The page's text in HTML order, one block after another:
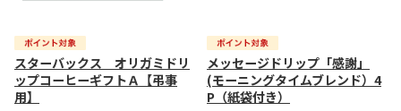
スターバックス オリガミドリ
ップコーヒーギフトＡ【弔事
用】
メッセージドリップ「感謝」
(モーニングタイムブレンド）4
P（紙袋付き）